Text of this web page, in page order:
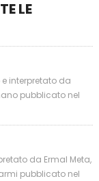
LE
e interpretato da
pubblicato nel
da Ermal Meta,
pubblicato nel